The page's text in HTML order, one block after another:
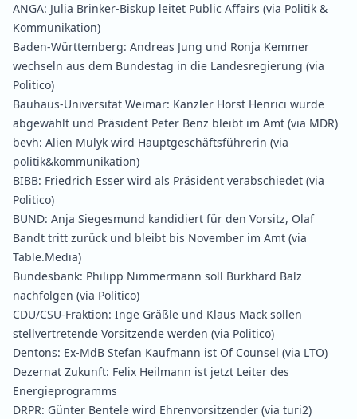
ANGA: Julia Brinker-Biskup leitet Public Affairs (via Politik &
Kommunikation)
Baden-Württemberg: Andreas Jung und Ronja Kemmer
wechseln aus dem Bundestag in die Landesregierung (via
Politico)
Bauhaus-Universität Weimar: Kanzler Horst Henrici wurde
abgewählt und Präsident Peter Benz bleibt im Amt (via MDR)
bevh: Alien Mulyk wird Hauptgeschäftsführerin (via
politik&kommunikation)
BIBB: Friedrich Esser wird als Präsident verabschiedet (via
Politico)
BUND: Anja Siegesmund kandidiert für den Vorsitz, Olaf
Bandt tritt zurück und bleibt bis November im Amt (via
Table.Media)
Bundesbank: Philipp Nimmermann soll Burkhard Balz
nachfolgen (via Politico)
CDU/CSU-Fraktion: Inge Gräßle und Klaus Mack sollen
stellvertretende Vorsitzende werden (via Politico)
Dentons: Ex-MdB Stefan Kaufmann ist Of Counsel (via LTO)
Dezernat Zukunft: Felix Heilmann ist jetzt Leiter des
Energieprogramms
DRPR: Günter Bentele wird Ehrenvorsitzender (via turi2)